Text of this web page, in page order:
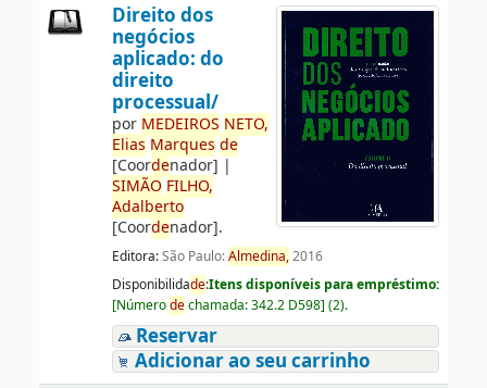
Direito dos
negócios
aplicado: do
direito
processual/
por MEDEIROS NETO,
Elias Marques de
[Coordenador] |
SIMÃO FILHO,
Adalberto
[Coordenador].
Editora:São Paulo:Almedina,2016
Disponibilidade:Itens disponíveis para empréstimo:
[Númerodechamada:342.2 D598] (2).
Reservar
Adicionar ao seu carrinho